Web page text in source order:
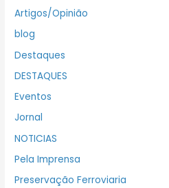
Artigos/Opinião
blog
Destaques
DESTAQUES
Eventos
Jornal
NOTICIAS
Pela Imprensa
Preservação Ferroviaria